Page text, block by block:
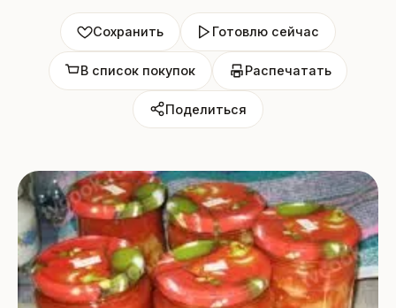
Сохранить Готовлю сейчас
В список покупок Распечатать
Поделиться